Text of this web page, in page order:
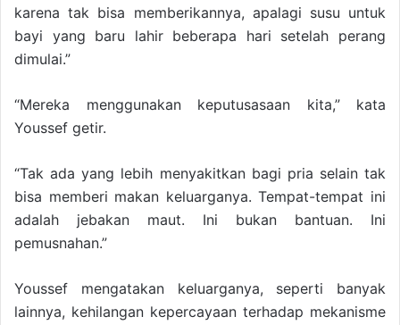
karena tak bisa memberikannya, apalagi susu untuk
bayi yang baru lahir beberapa hari setelah perang
dimulai.”
“Mereka menggunakan keputusasaan kita,” kata
Youssef getir.
“Tak ada yang lebih menyakitkan bagi pria selain tak
bisa memberi makan keluarganya. Tempat-tempat ini
adalah jebakan maut. Ini bukan bantuan. Ini
pemusnahan.”
Youssef mengatakan keluarganya, seperti banyak
lainnya, kehilangan kepercayaan terhadap mekanisme